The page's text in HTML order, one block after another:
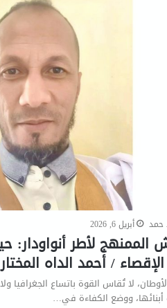
حمد
أبريل 6, 2026
الممنهج لأطر أنواودار:
/ أحمد الداه المختار
لا تُقاس القوة باتساع الجغرافيا
ووضع الكفاءة في…